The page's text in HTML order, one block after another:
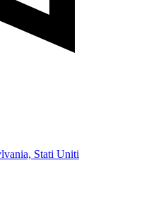
Stati Uniti